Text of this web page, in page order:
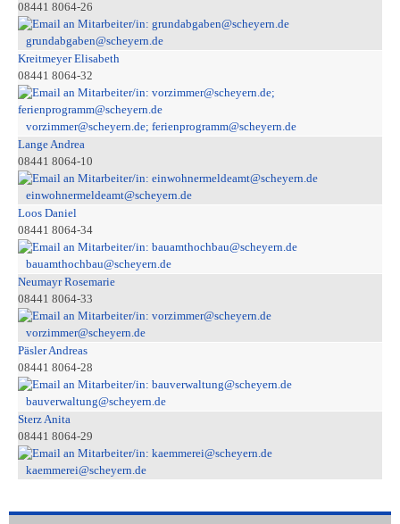
08441 8064-26
grundabgaben@scheyern.de
Kreitmeyer Elisabeth
08441 8064-32
vorzimmer@scheyern.de; ferienprogramm@scheyern.de
Lange Andrea
08441 8064-10
einwohnermeldeamt@scheyern.de
Loos Daniel
08441 8064-34
bauamthochbau@scheyern.de
Neumayr Rosemarie
08441 8064-33
vorzimmer@scheyern.de
Päsler Andreas
08441 8064-28
bauverwaltung@scheyern.de
Sterz Anita
08441 8064-29
kaemmerei@scheyern.de